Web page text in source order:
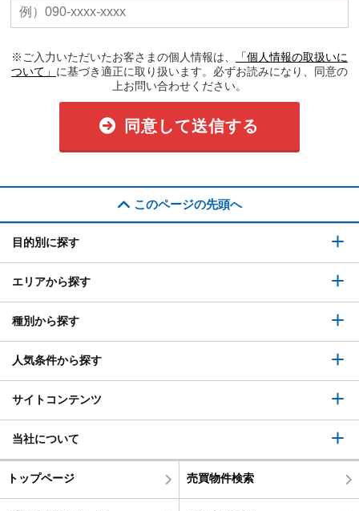
※ご入力いただいたお客さまの個人情報は、
「個人情報の取扱いに
ついて」 に基づき適正に取り扱います。必ずお読みになり、同意の
上お問い合わせください。
同意して送信する
このページの先頭へ
目的別に探す
エリアから探す
種別から探す
人気条件から探す
サイトコンテンツ
当社について
トップページ 売買物件検索